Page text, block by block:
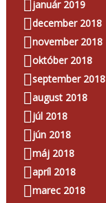
január 2019
december 2018
november 2018
október 2018
september 2018
august 2018
júl 2018
jún 2018
máj 2018
apríl 2018
marec 2018